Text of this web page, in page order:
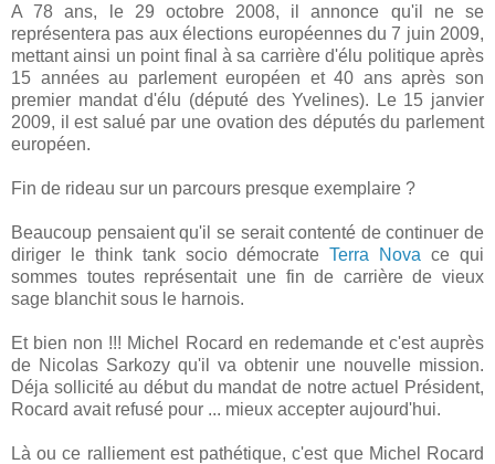
A 78 ans, le 29 octobre 2008, il annonce qu'il ne se
représentera pas aux élections européennes du 7 juin 2009,
mettant ainsi un point final à sa carrière d'élu politique après
15 années au parlement européen et 40 ans après son
premier mandat d'élu (député des Yvelines). Le 15 janvier
2009, il est salué par une ovation des députés du parlement
européen.
Fin de rideau sur un parcours presque exemplaire ?
Beaucoup pensaient qu'il se serait contenté de continuer de
diriger le think tank socio démocrateTerra Nova ce qui
sommes toutes représentait une fin de carrière de vieux
sage blanchit sous le harnois.
Et bien non !!! Michel Rocard en redemande et c'est auprès
de Nicolas Sarkozy qu'il va obtenir une nouvelle mission.
Déja sollicité au début du mandat de notre actuel Président,
Rocard avait refusé pour ... mieux accepter aujourd'hui.
Là ou ce ralliement est pathétique, c'est que Michel Rocard